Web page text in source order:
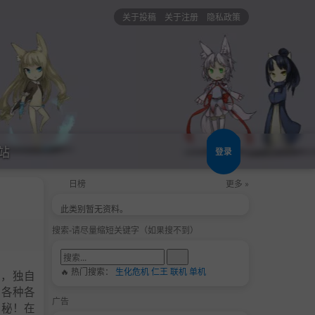
关于投稿 关于注册 隐私政策
登录
独自
种各
！在
日榜 更多 »
此类别暂无资料。
搜索-请尽量缩短关键字（如果搜不到）
🔥 热门搜索： 生化危机仁王 联机单机
广告